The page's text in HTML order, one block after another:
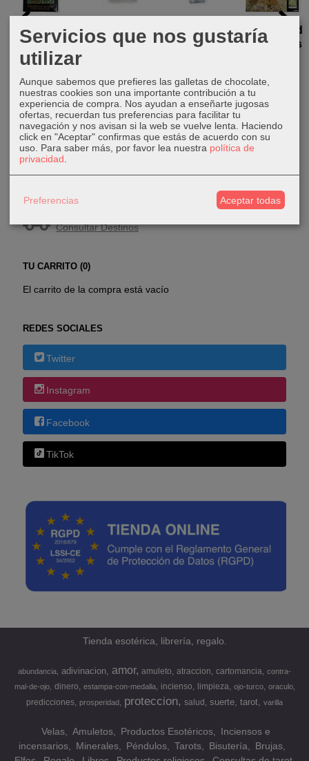
Consultar Destinos
TU CARRITO (0)
El carrito de la compra está vacío
REDES SOCIALES
Twitter
Instagram
Facebook
TikTok
Tarot
Visconti
30,00 €
Bolsa de
tarot
12,00 €
Bola de
cristal de
12,00 €
Las cartas de
las Dríades,
25,00 €
Tienda esotérica, librería, regalo.
abundancia adivinacion amor amuleto atraccion cartomancia
contra-
mal-de-ojo
dinero estampa-con-medalla incienso limpieza ojo-turco oraculo
predicciones prosperidad proteccion salud suerte tarot varilla
Velas Amuletos Productos Esotéricos
Inciensos e
incensarios
Minerales Péndulos Tarots Bisutería
Brujas
Servicios que nos gustaría
utilizar
Aunque sabemos que prefieres las galletas de chocolate,
nuestras cookies son una importante contribución a tu
experiencia de compra. Nos ayudan a enseñarte jugosas
ofertas, recuerdan tus preferencias para facilitar tu
navegación y nos avisan si la web se vuelve lenta. Haciendo
click en "Aceptar" confirmas que estás de acuerdo con su
uso. Para saber más, por favor lea nuestra política de
privacidad
Preferencias Aceptar todas